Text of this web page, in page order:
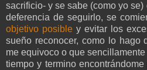
sacrificio- y se sabe (como yo
deferencia de seguirlo, se
objetivo posible y evitar los
sueño reconocer, como lo hago
me equivoco o que
tiempo y termino